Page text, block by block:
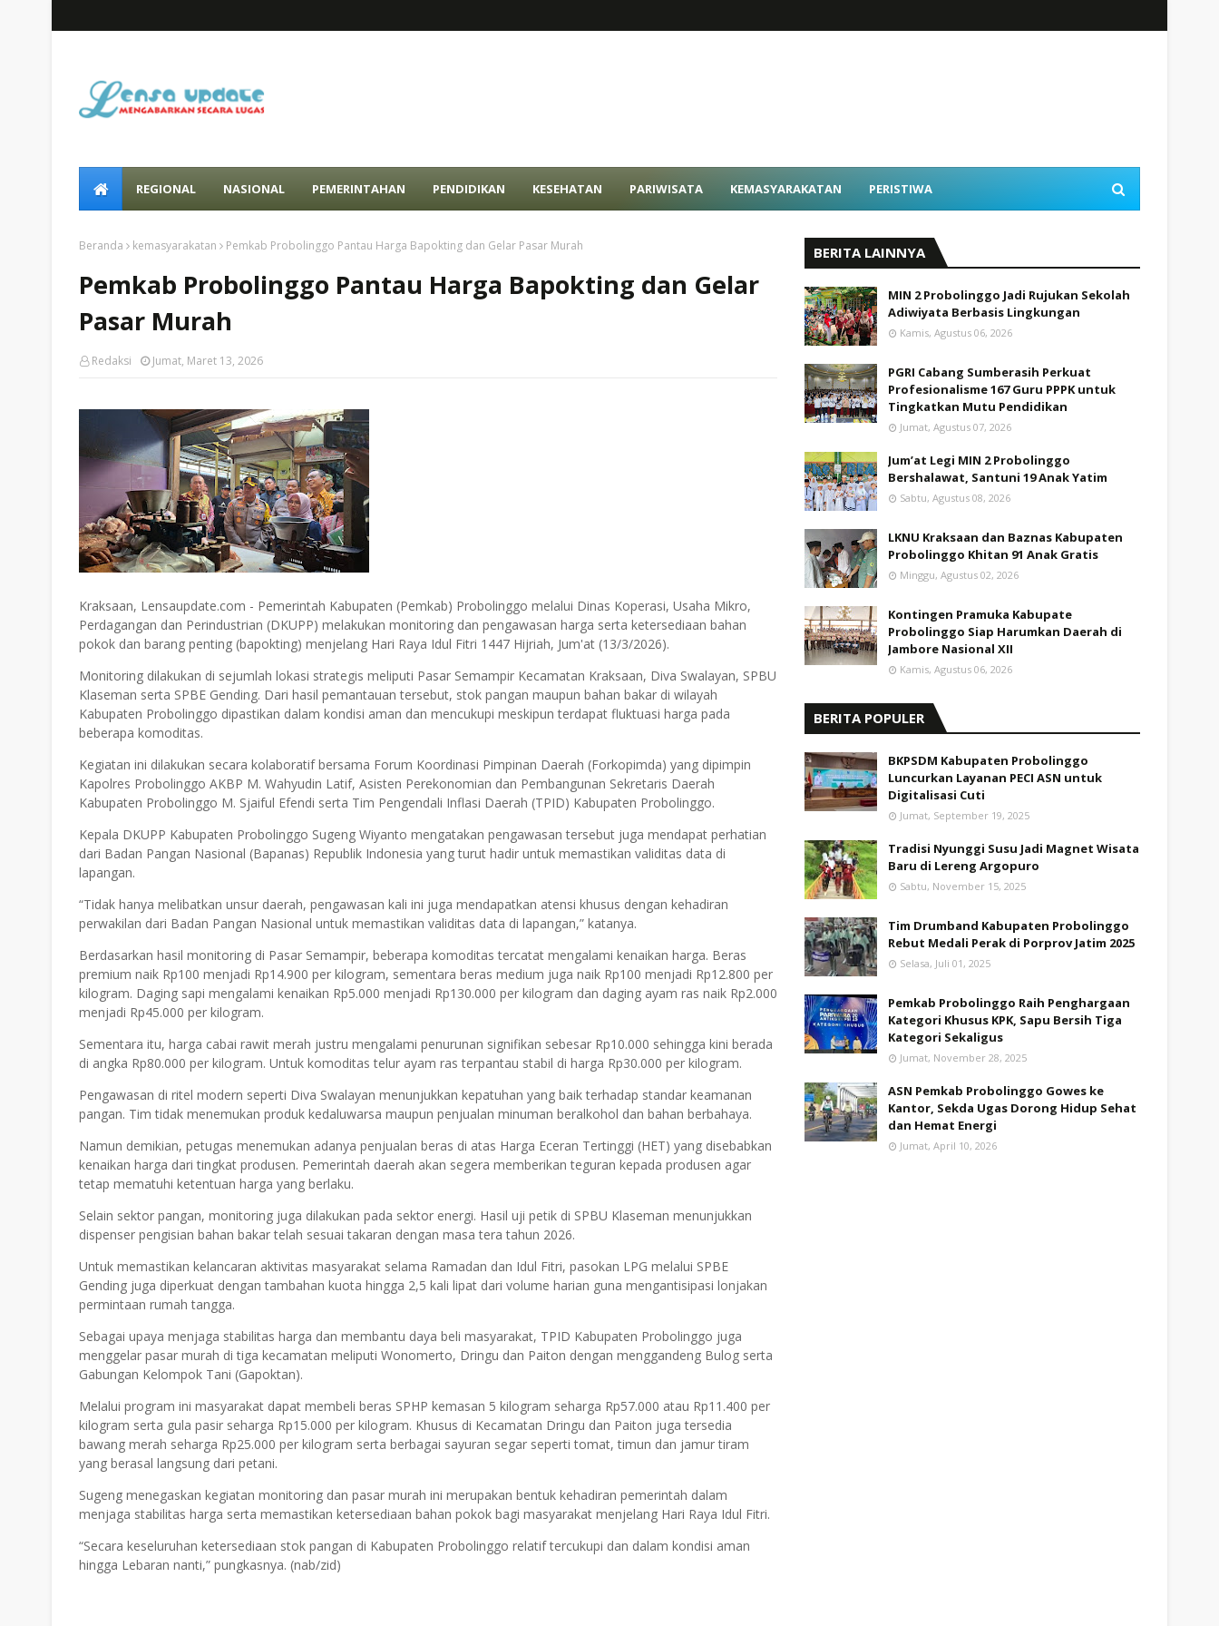
REGIONAL NASIONAL PEMERINTAHAN PENDIDIKAN KESEHATAN PARIWISATA KEMASYARAKATAN PERISTIWA
Beranda kemasyarakatan Pemkab Probolinggo Pantau Harga Bapokting dan Gelar Pasar Murah
Pemkab Probolinggo Pantau Harga Bapokting dan Gelar
Pasar Murah
Redaksi Jumat, Maret 13, 2026
Kraksaan, Lensaupdate.com - Pemerintah Kabupaten (Pemkab) Probolinggo melalui Dinas Koperasi, Usaha Mikro,
Perdagangan dan Perindustrian (DKUPP) melakukan monitoring dan pengawasan harga serta ketersediaan bahan
pokok dan barang penting (bapokting) menjelang Hari Raya Idul Fitri 1447 Hijriah, Jum'at (13/3/2026).
Monitoring dilakukan di sejumlah lokasi strategis meliputi Pasar Semampir Kecamatan Kraksaan, Diva Swalayan, SPBU
Klaseman serta SPBE Gending. Dari hasil pemantauan tersebut, stok pangan maupun bahan bakar di wilayah
Kabupaten Probolinggo dipastikan dalam kondisi aman dan mencukupi meskipun terdapat fluktuasi harga pada
beberapa komoditas.
Kegiatan ini dilakukan secara kolaboratif bersama Forum Koordinasi Pimpinan Daerah (Forkopimda) yang dipimpin
Kapolres Probolinggo AKBP M. Wahyudin Latif, Asisten Perekonomian dan Pembangunan Sekretaris Daerah
Kabupaten Probolinggo M. Sjaiful Efendi serta Tim Pengendali Inflasi Daerah (TPID) Kabupaten Probolinggo.
Kepala DKUPP Kabupaten Probolinggo Sugeng Wiyanto mengatakan pengawasan tersebut juga mendapat perhatian
dari Badan Pangan Nasional (Bapanas) Republik Indonesia yang turut hadir untuk memastikan validitas data di
lapangan.
“Tidak hanya melibatkan unsur daerah, pengawasan kali ini juga mendapatkan atensi khusus dengan kehadiran
perwakilan dari Badan Pangan Nasional untuk memastikan validitas data di lapangan,” katanya.
Berdasarkan hasil monitoring di Pasar Semampir, beberapa komoditas tercatat mengalami kenaikan harga. Beras
premium naik Rp100 menjadi Rp14.900 per kilogram, sementara beras medium juga naik Rp100 menjadi Rp12.800 per
kilogram. Daging sapi mengalami kenaikan Rp5.000 menjadi Rp130.000 per kilogram dan daging ayam ras naik Rp2.000
menjadi Rp45.000 per kilogram.
Sementara itu, harga cabai rawit merah justru mengalami penurunan signifikan sebesar Rp10.000 sehingga kini berada
di angka Rp80.000 per kilogram. Untuk komoditas telur ayam ras terpantau stabil di harga Rp30.000 per kilogram.
Pengawasan di ritel modern seperti Diva Swalayan menunjukkan kepatuhan yang baik terhadap standar keamanan
pangan. Tim tidak menemukan produk kedaluwarsa maupun penjualan minuman beralkohol dan bahan berbahaya.
Namun demikian, petugas menemukan adanya penjualan beras di atas Harga Eceran Tertinggi (HET) yang disebabkan
kenaikan harga dari tingkat produsen. Pemerintah daerah akan segera memberikan teguran kepada produsen agar
tetap mematuhi ketentuan harga yang berlaku.
Selain sektor pangan, monitoring juga dilakukan pada sektor energi. Hasil uji petik di SPBU Klaseman menunjukkan
dispenser pengisian bahan bakar telah sesuai takaran dengan masa tera tahun 2026.
Untuk memastikan kelancaran aktivitas masyarakat selama Ramadan dan Idul Fitri, pasokan LPG melalui SPBE
Gending juga diperkuat dengan tambahan kuota hingga 2,5 kali lipat dari volume harian guna mengantisipasi lonjakan
permintaan rumah tangga.
Sebagai upaya menjaga stabilitas harga dan membantu daya beli masyarakat, TPID Kabupaten Probolinggo juga
menggelar pasar murah di tiga kecamatan meliputi Wonomerto, Dringu dan Paiton dengan menggandeng Bulog serta
Gabungan Kelompok Tani (Gapoktan).
Melalui program ini masyarakat dapat membeli beras SPHP kemasan 5 kilogram seharga Rp57.000 atau Rp11.400 per
kilogram serta gula pasir seharga Rp15.000 per kilogram. Khusus di Kecamatan Dringu dan Paiton juga tersedia
bawang merah seharga Rp25.000 per kilogram serta berbagai sayuran segar seperti tomat, timun dan jamur tiram
yang berasal langsung dari petani.
Sugeng menegaskan kegiatan monitoring dan pasar murah ini merupakan bentuk kehadiran pemerintah dalam
menjaga stabilitas harga serta memastikan ketersediaan bahan pokok bagi masyarakat menjelang Hari Raya Idul Fitri.
“Secara keseluruhan ketersediaan stok pangan di Kabupaten Probolinggo relatif tercukupi dan dalam kondisi aman
hingga Lebaran nanti,” pungkasnya. (nab/zid)
BERITA LAINNYA
MIN 2 Probolinggo Jadi Rujukan Sekolah
Adiwiyata Berbasis Lingkungan
Kamis, Agustus 06, 2026
PGRI Cabang Sumberasih Perkuat
Profesionalisme 167 Guru PPPK untuk
Tingkatkan Mutu Pendidikan
Jumat, Agustus 07, 2026
Jum’at Legi MIN 2 Probolinggo
Bershalawat, Santuni 19 Anak Yatim
Sabtu, Agustus 08, 2026
LKNU Kraksaan dan Baznas Kabupaten
Probolinggo Khitan 91 Anak Gratis
Minggu, Agustus 02, 2026
Kontingen Pramuka Kabupate
Probolinggo Siap Harumkan Daerah di
Jambore Nasional XII
Kamis, Agustus 06, 2026
BERITA POPULER
BKPSDM Kabupaten Probolinggo
Luncurkan Layanan PECI ASN untuk
Digitalisasi Cuti
Jumat, September 19, 2025
Tradisi Nyunggi Susu Jadi Magnet Wisata
Baru di Lereng Argopuro
Sabtu, November 15, 2025
Tim Drumband Kabupaten Probolinggo
Rebut Medali Perak di Porprov Jatim 2025
Selasa, Juli 01, 2025
Pemkab Probolinggo Raih Penghargaan
Kategori Khusus KPK, Sapu Bersih Tiga
Kategori Sekaligus
Jumat, November 28, 2025
ASN Pemkab Probolinggo Gowes ke
Kantor, Sekda Ugas Dorong Hidup Sehat
dan Hemat Energi
Jumat, April 10, 2026